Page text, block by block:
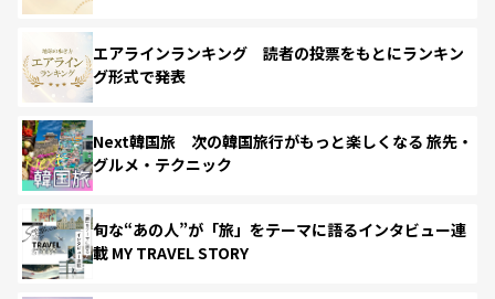
エアラインランキング 読者の投票をもとにランキン
グ形式で発表
Next韓国旅 次の韓国旅行がもっと楽しくなる 旅先・
グルメ・テクニック
旬な“あの人”が「旅」をテーマに語るインタビュー連
載 MY TRAVEL STORY